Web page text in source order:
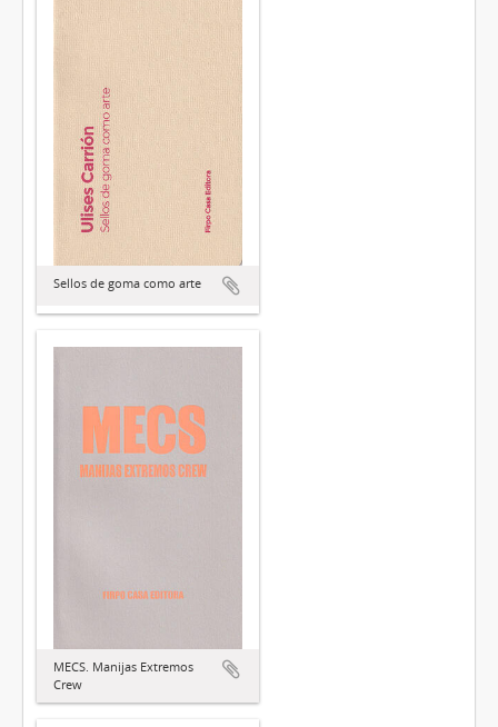
Sellos de goma como arte
MECS. Manijas Extremos
Crew